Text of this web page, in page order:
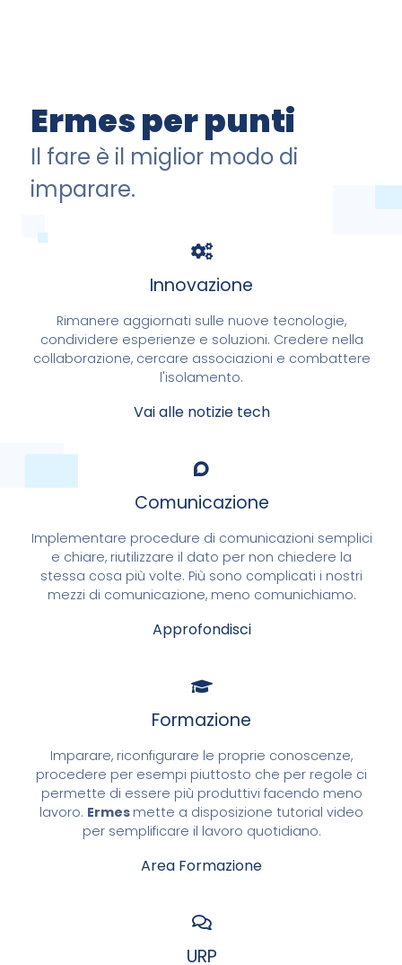
Ermes per punti
Il fare è il miglior modo di
imparare.
Innovazione
Rimanere aggiornati sulle nuove tecnologie,
condividere esperienze e soluzioni. Credere nella
collaborazione, cercare associazioni e combattere
l'isolamento.
Vai alle notizie tech
Comunicazione
Implementare procedure di comunicazioni semplici
e chiare, riutilizzare il dato per non chiedere la
stessa cosa più volte. Più sono complicati i nostri
mezzi di comunicazione, meno comunichiamo.
Approfondisci
Formazione
Imparare, riconfigurare le proprie conoscenze,
procedere per esempi piuttosto che per regole ci
permette di essere più produttivi facendo meno
lavoro. Ermes mette a disposizione tutorial video
per semplificare il lavoro quotidiano.
Area Formazione
URP